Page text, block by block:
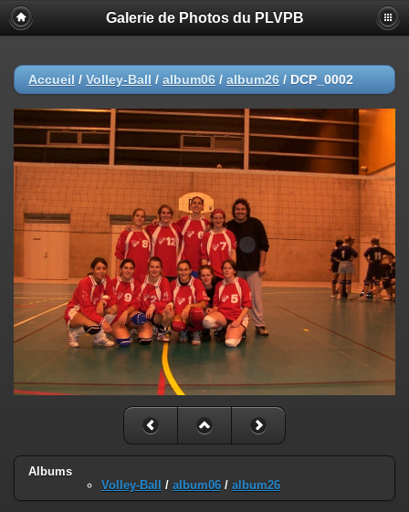
Galerie de Photos du PLVPB
Accueil / Volley-Ball / album06 / album26 / DCP_0002
Albums
Volley-Ball
/ album06 / album26